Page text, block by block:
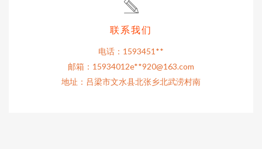
联系我们
电话：1593451**
邮箱：15934012e**920@163.com
地址：吕梁市文水县北张乡北武涝村南